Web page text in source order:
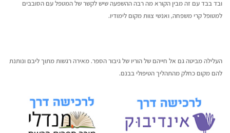
ובד בבד עם זה מבין הקורא מה רבה ההשפעה שיש לקשר של המטפל עם הסובבים
למטופל קרי משפחה, ואנשי צוות מקום לימודיו.
העלילה מביטה גם אל חייהם של הוריו של גיבור הספר. מאירה רגשות מתוך ליבם ונותנת
להם מקום כחלק מהתהליך הטיפולי בבנם.